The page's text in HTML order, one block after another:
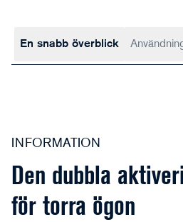
En snabb överblick
INFORMATION
Den dubbla
för torra ögon